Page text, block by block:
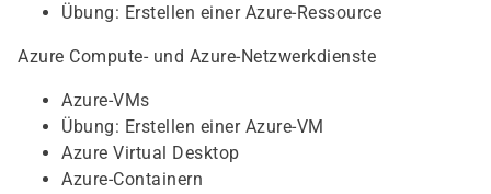
Übung: Erstellen einer Azure-Ressource
Azure Compute- und Azure-Netzwerkdienste
Azure-VMs
Übung: Erstellen einer Azure-VM
Azure Virtual Desktop
Azure-Containern